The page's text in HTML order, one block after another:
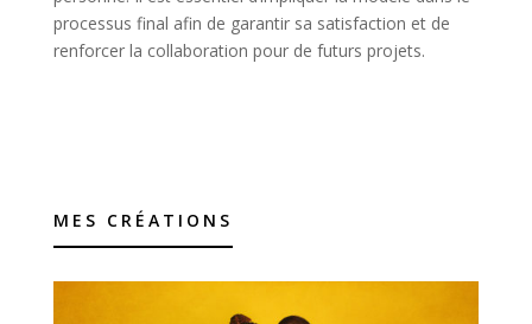
processus final afin de garantir sa satisfaction et de
renforcer la collaboration pour de futurs projets.
MES CRÉATIONS